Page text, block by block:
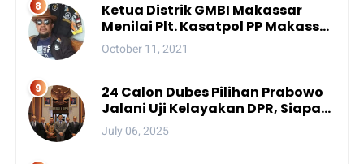
Ketua Distrik GMBI Makassar
Menilai Plt. Kasatpol PP Makassar
Melanggar Kode Etik ASN
October 11, 2021
24 Calon Dubes Pilihan Prabowo
Jalani Uji Kelayakan DPR, Siapa
Saja Mereka?
July 06, 2025